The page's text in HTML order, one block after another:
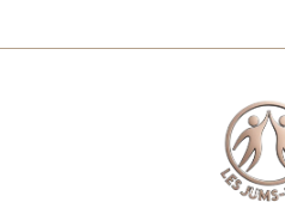
to